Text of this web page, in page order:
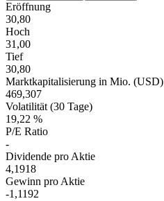
Eröffnung
30,80
Hoch
31,00
Tief
30,80
Marktkapitalisierung in Mio. (USD)
469,307
Volatilität (30 Tage)
19,22 %
P/E Ratio
-
Dividende pro Aktie
4,1918
Gewinn pro Aktie
-1,1192